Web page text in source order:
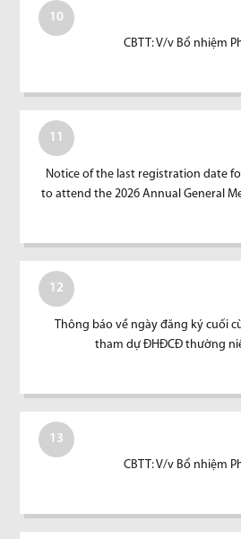
10
CBTT: V/v Bổ nhiệm
11
Notice of the last registration date
to attend the 2026 Annual General
12
Thông báo về ngày đăng ký cuối
tham dự ĐHĐCĐ thường
13
CBTT: V/v Bổ nhiệm